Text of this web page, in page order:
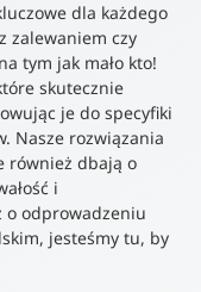
dla każdego
zalewaniem czy
tym jak mało kto!
skutecznie
je do specyfiki
Nasze rozwiązania
również dbają o
i
o odprowadzeniu
jesteśmy tu, by